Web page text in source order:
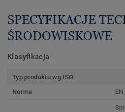
SPECYFIKACJE
ŚRODOWISKOWE
Klasyfikacja
Typ produktu wg ISO
Norma